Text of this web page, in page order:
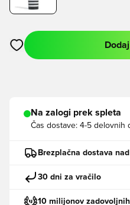
Odpre Modal za prijavo ali
Na zalogi prek spleta
Čas dostave: 4-5 delovnih
Brezplačna dostava
30 dni za vračilo
10 milijonov